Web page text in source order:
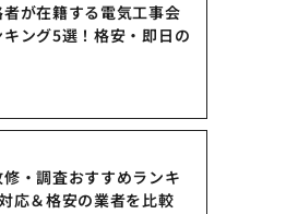
が在籍する電気工事会
ング5選！格安・即日の
・調査おすすめランキ
応＆格安の業者を比較